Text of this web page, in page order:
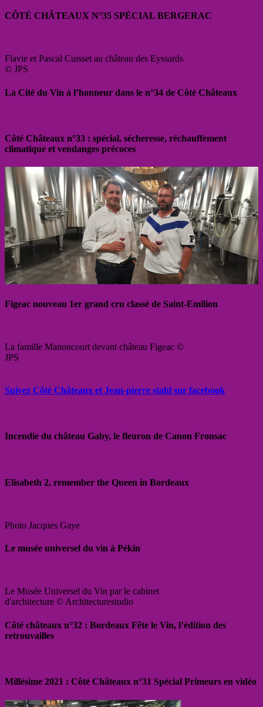
CÔTÉ CHÂTEAUX N°35 SPÉCIAL BERGERAC
Flavie et Pascal Cuisset au château des Eyssards
© JPS
La Cité du Vin à l’honneur dans le n°34 de Côté Châteaux
Côté Châteaux n°33 : spécial, sécheresse, réchauffement
climatique et vendanges précoces
Figeac nouveau 1er grand cru classé de Saint-Emilion
La famille Manoncourt devant château Figeac ©
JPS
Suivez Côté Châteaux et Jean-pierre stahl sur facebook
Incendie du château Gaby, le fleuron de Canon Fronsac
Elisabeth 2, remember the Queen in Bordeaux
Photo Jacques Gaye
Le musée universel du vin à Pékin
Le Musée Universel du Vin par le cabinet
d'architecture © Architecturestudio
Côté châteaux n°32 : Bordeaux Fête le Vin, l’édition des
retrouvailles
Millésime 2021 : Côté Châteaux n°31 Spécial Primeurs en vidéo